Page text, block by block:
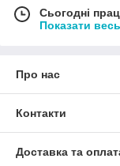
Сьогодні
Показати
Про нас
Контакти
Доставка та